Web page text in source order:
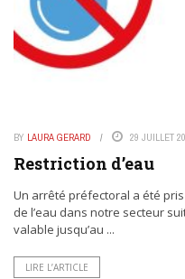
BY LAURA GERARD 29 JUILLET
Restriction d’eau
Un arrêté préfectoral a été pris
de l’eau dans notre secteur
valable jusqu’au ...
LIRE L’ARTICLE